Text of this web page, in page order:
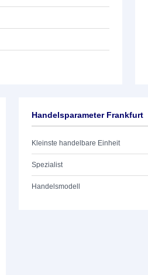
Handelsparameter Frankfurt
Kleinste handelbare Einheit
Spezialist
Handelsmodell